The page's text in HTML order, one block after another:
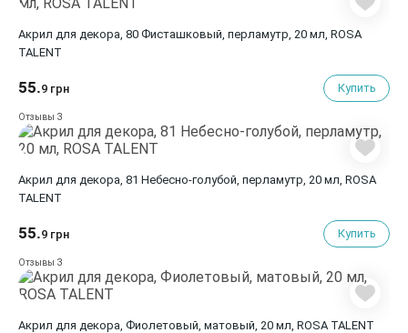
Акрил для декора, 80 Фисташковый, перламутр, 20 мл, ROSA
TALENT
55.9 грн Купить
Отзывы 3
Акрил для декора, 81 Небесно-голубой, перламутр, 20 мл, ROSA
TALENT
55.9 грн Купить
Отзывы 3
Акрил для декора, Фиолетовый, матовый, 20 мл, ROSA TALENT